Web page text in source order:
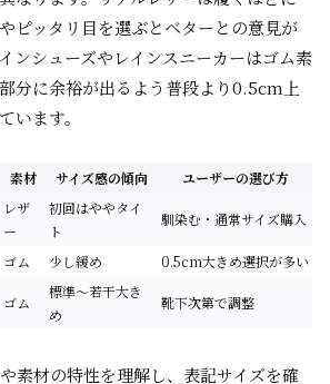
ピッタリ目を選ぶとベターとの意見が
ンシューズやレインスニーカーはゴム素
分に余裕が出るよう普段より0.5cm上
います。
素材 サイズ感の傾向
ユーザーの選び方
レザ
ー
初回はややタイ
ト
馴染む・通常サイズ購入
ゴム 少し緩め 0.5cm大きめ選択が多い
ゴム
標準～若干大き
め
靴下次第で調整
素材の特性を理解し、表記サイズを確